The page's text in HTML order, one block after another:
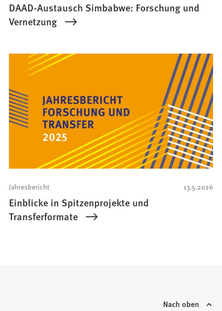
DAAD-Austausch Simbabwe: Forschung und
Vernetzung
13.5.2026
Jahresbericht
Einblicke in Spitzenprojekte und
Transferformate
Nach oben